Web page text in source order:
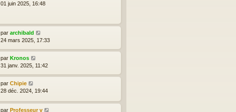
01 juin 2025, 16:48
par archibald
24 mars 2025, 17:33
par Kronos
31 janv. 2025, 11:42
par Chipie
28 déc. 2024, 19:44
par Professeur v